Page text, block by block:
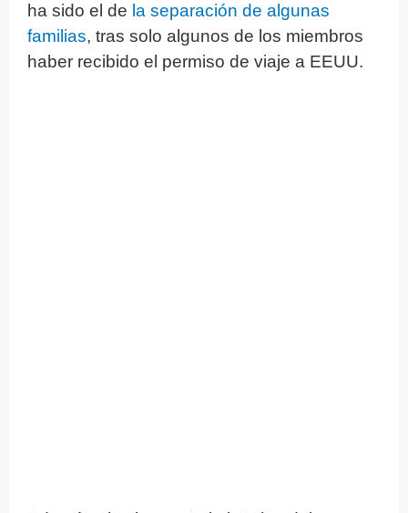
ha sido el de la separación de algunas
familias, tras solo algunos de los miembros
haber recibido el permiso de viaje a EEUU.